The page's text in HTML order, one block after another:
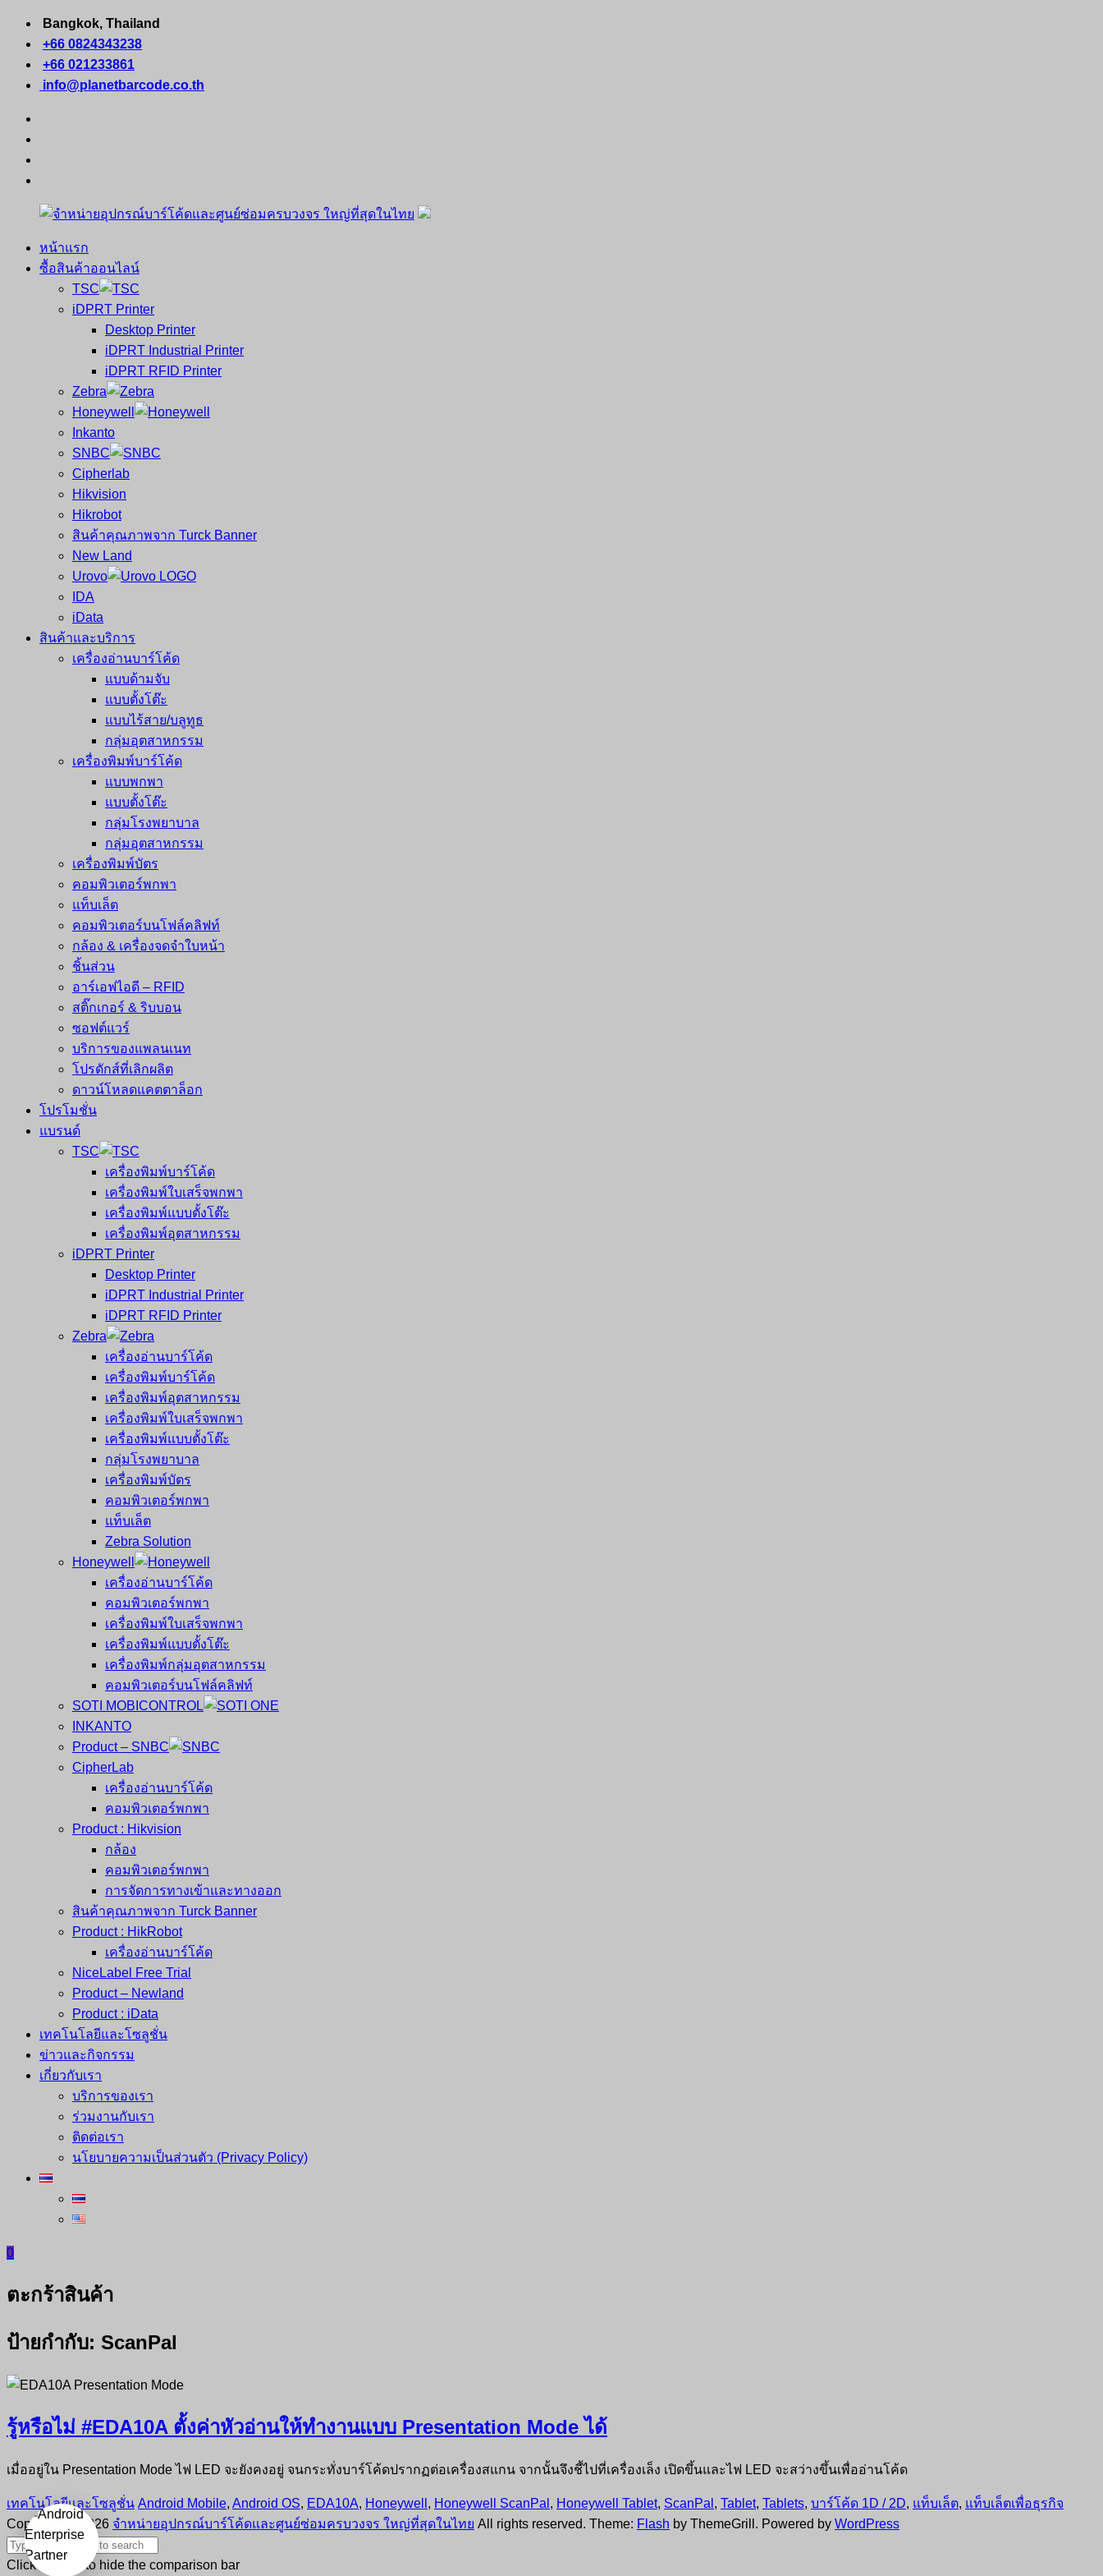
Skip
content
Bangkok, Thailand
+66 0824343238
+66 021233861
info@planetbarcode.co.th
จำหน่าย
คอมพิวเตอร์
หน้าแรก
ซื้อสินค้าออนไลน์
TSC
iDPRT Printer
Desktop Printer
iDPRT Industrial Printer
iDPRT RFID Printer
Zebra
Honeywell
Inkanto
SNBC
Cipherlab
Hikvision
Hikrobot
สินค้าคุณภาพจาก Turck Banner
New Land
Urovo
IDA
iData
สินค้าและบริการ
เครื่องอ่านบาร์โค้ด
แบบด้ามจับ
แบบตั้งโต๊ะ
แบบไร้สาย/บลูทูธ
กลุ่มอุตสาหกรรม
เครื่องพิมพ์บาร์โค้ด
แบบพกพา
แบบตั้งโต๊ะ
กลุ่มโรงพยาบาล
กลุ่มอุตสาหกรรม
เครื่องพิมพ์บัตร
คอมพิวเตอร์พกพา
แท็บเล็ต
คอมพิวเตอร์บนโฟล์คลิฟท์
กล้อง & เครื่องจดจำใบหน้า
ชิ้นส่วน
อาร์เอฟไอดี – RFID
สติ๊กเกอร์ & ริบบอน
ซอฟต์แวร์
บริการของแพลนเนท
โปรดักส์ที่เลิกผลิต
ดาวน์โหลดแคตตาล็อก
โปรโมชั่น
แบรนด์
TSC
เครื่องพิมพ์บาร์โค้ด
เครื่องพิมพ์ใบเสร็จพกพา
เครื่องพิมพ์แบบตั้งโต๊ะ
เครื่องพิมพ์อุตสาหกรรม
iDPRT Printer
Desktop Printer
iDPRT Industrial Printer
iDPRT RFID Printer
Zebra
เครื่องอ่านบาร์โค้ด
เครื่องพิมพ์บาร์โค้ด
เครื่องพิมพ์อุตสาหกรรม
เครื่องพิมพ์ใบเสร็จพกพา
เครื่องพิมพ์แบบตั้งโต๊ะ
กลุ่มโรงพยาบาล
เครื่องพิมพ์บัตร
คอมพิวเตอร์พกพา
แท็บเล็ต
Zebra Solution
Honeywell
เครื่องอ่านบาร์โค้ด
คอมพิวเตอร์พกพา
เครื่องพิมพ์ใบเสร็จพกพา
เครื่องพิมพ์แบบตั้งโต๊ะ
เครื่องพิมพ์กลุ่มอุตสาหกรรม
คอมพิวเตอร์บนโฟล์คลิฟท์
SOTI MOBICONTROL
INKANTO
Product – SNBC
CipherLab
เครื่องอ่านบาร์โค้ด
คอมพิวเตอร์พกพา
Product : Hikvision
กล้อง
คอมพิวเตอร์พกพา
การจัดการทางเข้าและทางออก
สินค้าคุณภาพจาก Turck Banner
Product : HikRobot
เครื่องอ่านบาร์โค้ด
NiceLabel Free Trial
Product – Newland
Product : iData
เทคโนโลยีและโซลูชั่น
ข่าวและกิจกรรม
เกี่ยวกับเรา
บริการของเรา
ร่วมงานกับเรา
ติดต่อเรา
นโยบายความเป็นส่วนตัว (Privacy Policy)
0
ตะกร้าสินค้า
ป้ายกำกับ: ScanPal
รู้หรือไม่ #EDA10A ตั้งค่าหัวอ่านให้ทำงานแบบ Presentation Mode ได้
เมื่ออยู่ใน Presentation Mode ไฟ LED จะยังคงอยู่ จนกระทั่งบาร์โค้ดปรากฏต่อเครื่องสแกน จากนั้นจึงชี้ไปที่เครื่องเล็ง เปิดขึ้นและไฟ LED จะสว่างขึ้นเพื่ออ่านโค้ด
เทคโนโลยีและโซลูชั่น Android Mobile, Android OS, EDA10A, Honeywell , Honeywell ScanPal , Honeywell Tablet, ScanPal , Tablet, Tablets, บาร์โค้ด 1D / 2D, แท็บเล็ต, แท็บเล็ตเพื่อธุรกิจ
Copyright © 2026 จำหน่ายอุปกรณ์บาร์โค้ดและศูนย์ซ่อมครบวงจร ใหญ่ที่สุดในไทย All rights reserved. Theme: Flash by ThemeGrill. Powered by WordPress
Click outside to hide the comparison bar